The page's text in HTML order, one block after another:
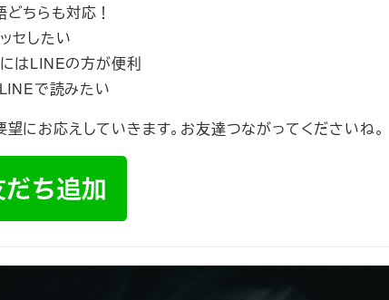
ちらも対応！
セしたい
にはLINEの方が便利
で読みたい
にお応えしていきます。お友達つながってくださいね。